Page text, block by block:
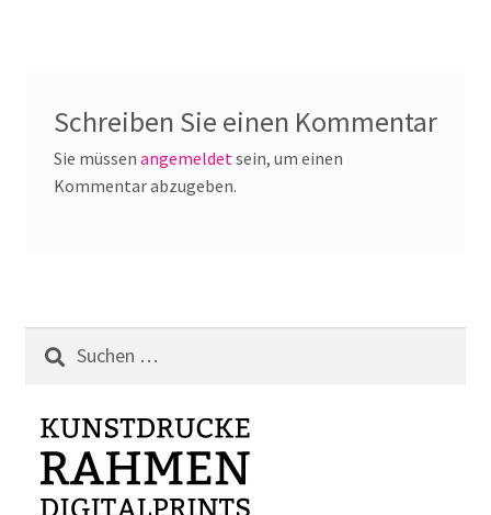
Schreiben Sie einen Kommentar
Sie müssen angemeldet sein, um einen
Kommentar abzugeben.
Suchen
nach: